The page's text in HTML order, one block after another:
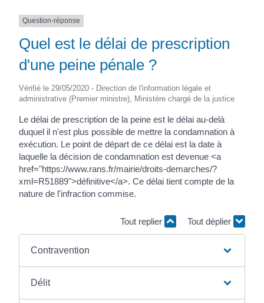
Question-réponse
Quel est le délai de prescription
d'une peine pénale ?
Vérifié le 29/05/2020 - Direction de l'information légale et
administrative (Premier ministre), Ministère chargé de la justice
Le délai de prescription de la peine est le délai au-delà
duquel il n'est plus possible de mettre la condamnation à
exécution. Le point de départ de ce délai est la date à
laquelle la décision de condamnation est devenue <a
href="https://www.rans.fr/mairie/droits-demarches/?
xml=R51889">définitive</a>. Ce délai tient compte de la
nature de l'infraction commise.
Tout replier Tout déplier
Contravention
Délit